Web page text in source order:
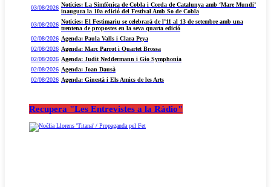
03/08/2026 Notícies: La Simfònica de Cobla i Corda de Catalunya amb ‘Mare Mundi’
inaugura la 10a edició del Festival Amb So de Cobla
03/08/2026 Notícies: El Festimariu se celebrarà de l’11 al 13 de setembre amb una
trentena de propostes en la seva quarta edició
02/08/2026 Agenda: Paula Valls i Clara Peya
02/08/2026 Agenda: Marc Parrot i Quartet Brossa
02/08/2026 Agenda: Judit Neddermann i Gio Symphonia
02/08/2026 Agenda: Joan Dausà
02/08/2026 Agenda: Ginestà i Els Amics de les Arts
Recupera "Les Entrevistes a la Ràdio"